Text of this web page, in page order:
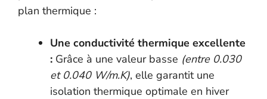
plan thermique :
Une conductivité thermique excellente
: Grâce à une valeur basse (entre 0.030
et 0.040 W/m.K), elle garantit une
isolation thermique optimale en hiver